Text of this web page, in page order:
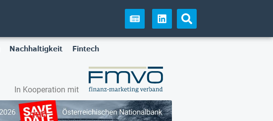
Nachhaltigkeit Fintech
In Kooperation mit